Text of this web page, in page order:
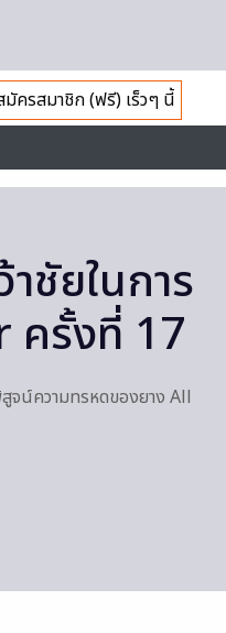
มัครสมาชิก (ฟรี) เร็วๆ นี้
ชัยในการ
ครั้งที่ 17
น์ความทรหดของยาง All